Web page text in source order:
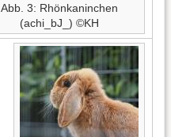
Abb. 3: Rhönkaninchen
(achi_bJ_) ©KH